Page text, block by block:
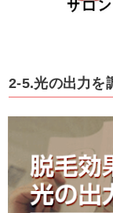
2-5.光の出力を